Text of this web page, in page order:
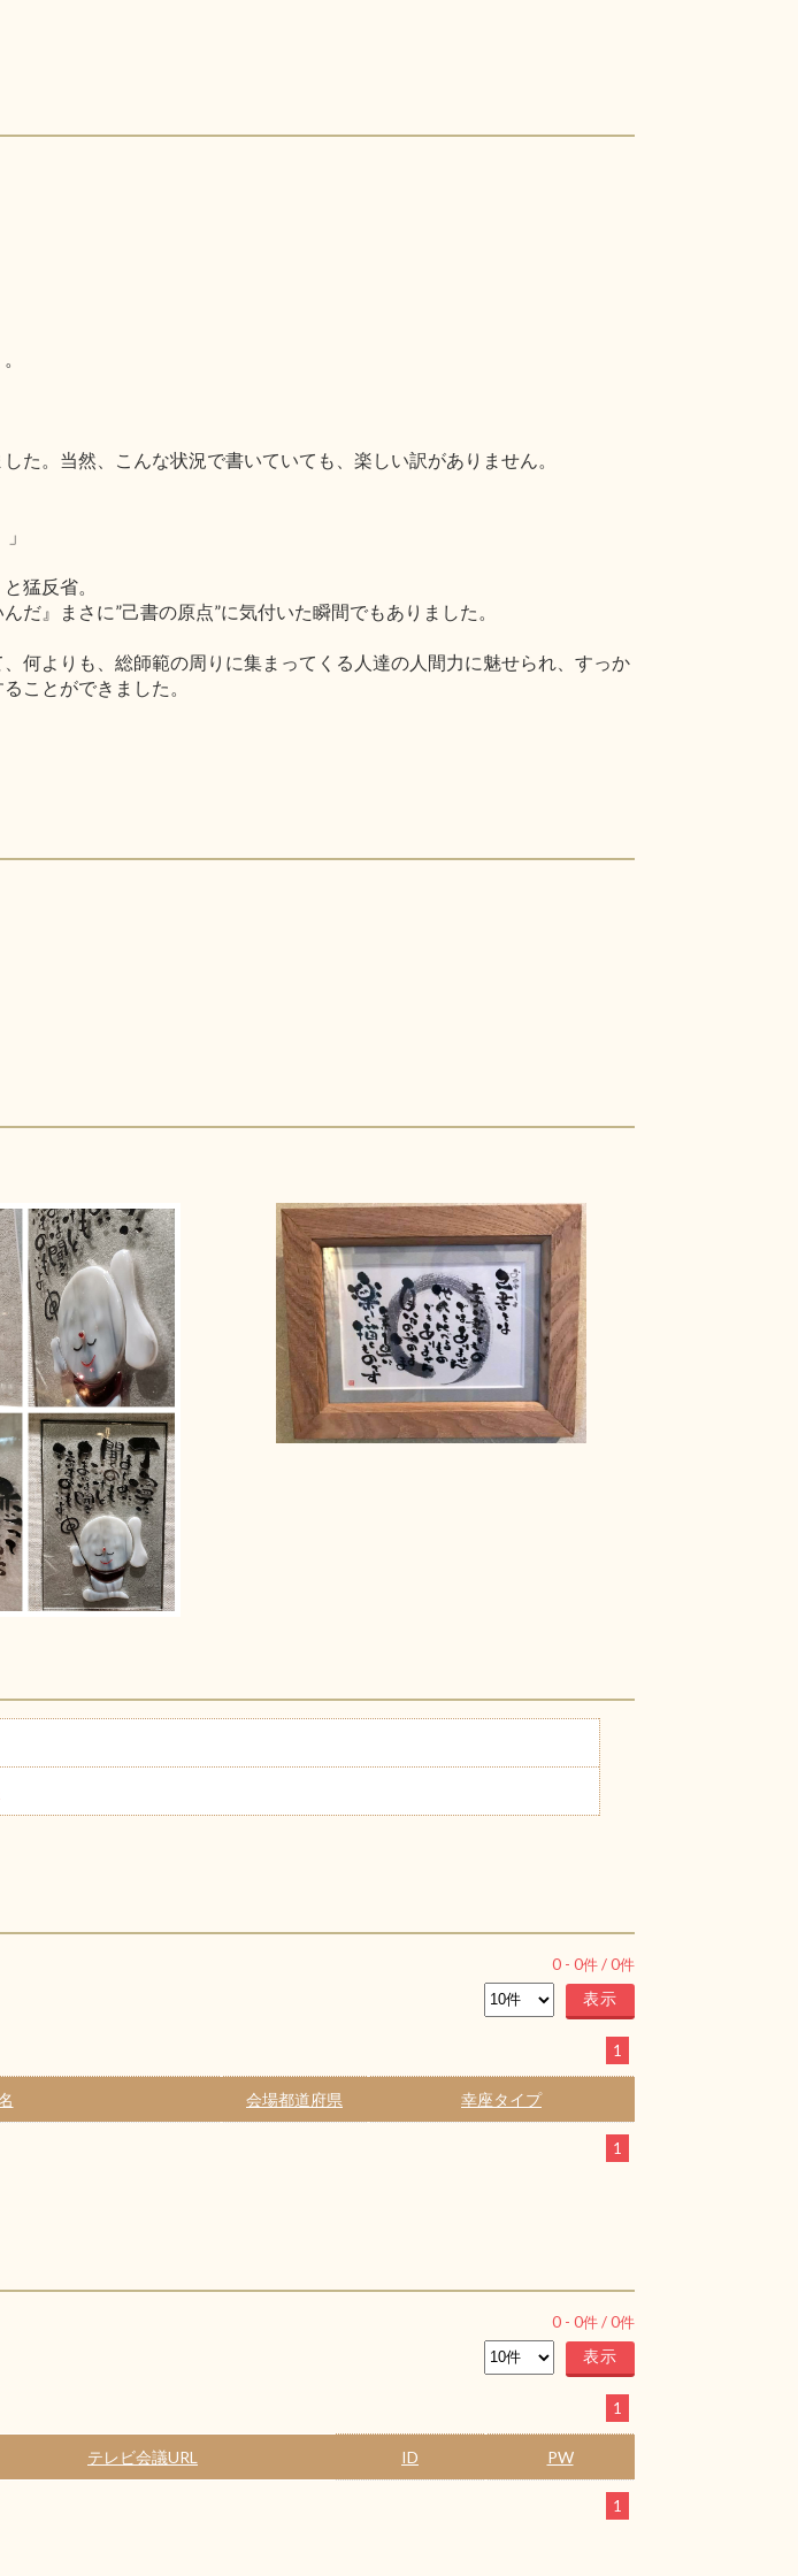
た。当然、こんな状況で書いていても、楽しい訳がありません。
猛反省。
だ』まさに”己書の原点”に気付いた瞬間でもありました。
何よりも、総師範の周りに集まってくる人達の人間力に魅せられ、すっか
ことができました。
0 - 0件 /0件
1
会場都道府県 幸座タイプ
1
0 - 0件 /0件
1
テレビ会議URL ID PW
1